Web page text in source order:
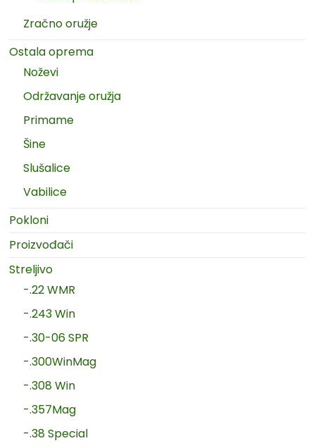
Zračno oružje
Ostala oprema
Noževi
Održavanje oružja
Primame
Šine
Slušalice
Vabilice
Pokloni
Proizvođači
Streljivo
-.22 WMR
-.243 Win
-.30-06 SPR
-.300WinMag
-.308 Win
-.357Mag
-.38 Special